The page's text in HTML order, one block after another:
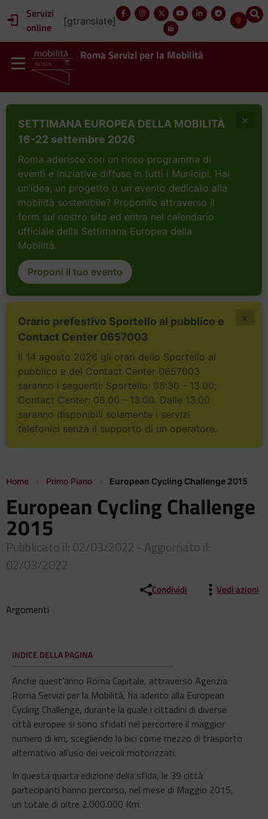
Servizi
online
[gtranslate]
Roma Servizi per la Mobilità
SETTIMANA EUROPEA DELLA MOBILITÀ
16-22 settembre 2026
Roma aderisce con un ricco programma di
eventi e iniziative diffuse in tutti i Municipi. Hai
un’idea, un progetto o un evento dedicato alla
mobilità sostenibile? Proponilo attraverso il
form sul nostro sito ed entra nel calendario
ufficiale della Settimana Europea della
Mobilità.
Proponi il tuo evento
×
Orario prefestivo Sportello al pubblico e
Contact Center 0657003
Il 14 agosto 2026 gli orari dello Sportello al
pubblico e del Contact Center 0657003
saranno i seguenti: Sportello: 08:30 - 13.00;
Contact Center: 08.00 - 13.00. Dalle 13.00
saranno disponibili solamente i servizi
telefonici senza il supporto di un operatore.
×
Home › Primo Piano › European Cycling Challenge 2015
European Cycling Challenge
2015
Pubblicato il: 02/03/2022 - Aggiornato il:
02/03/2022
Condividi Vedi azioni
Argomenti
INDICE DELLA PAGINA
Anche quest’anno Roma Capitale, attraverso Agenzia
Roma Servizi per la Mobilità, ha aderito alla European
Cycling Challenge, durante la quale i cittadini di diverse
città europee si sono sfidati nel percorrere il maggior
numero di km, scegliendo la bici come mezzo di trasporto
alternativo all’uso dei veicoli motorizzati.
In questa quarta edizione della sfida, le 39 città
partecipanti hanno percorso, nel mese di Maggio 2015,
un totale di oltre 2.000.000 Km.